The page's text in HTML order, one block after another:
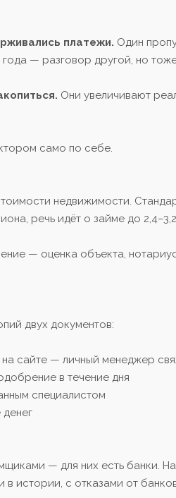
платежи. Один
— разговор другой, но
Они увеличивают
само по себе.
недвижимости.
речь идёт о займе до
— оценка объекта,
двух документов:
на сайте — личный менеджер
в течение дня
специалистом
— для них есть банки.
истории, с отказами от